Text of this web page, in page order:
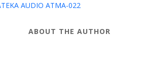
AUDIO ATMA-022
ABOUT THE AUTHOR